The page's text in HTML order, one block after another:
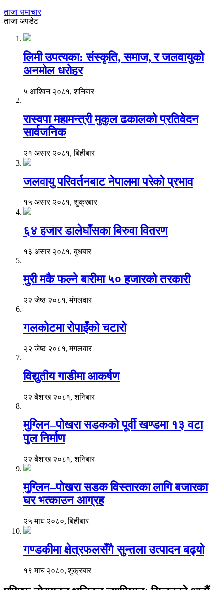
ताजा समाचार
ताजा अपडेट
लिमी उपत्यका: संस्कृति, समाज, र जलवायुको
अनमोल धरोहर
५ आश्विन २०८१, शनिबार
रास्वपा महामन्त्री मुकुल ढकालको प्रतिवेदन
सार्वजनिक
२१ असार २०८१, बिहीबार
जलवायु परिवर्तनबाट नेपालमा परेको प्रभाव
१५ असार २०८१, शुक्रबार
६४ हजार डालेघाँसका बिरुवा वितरण
१३ असार २०८१, बुधबार
मुरी मकै फल्ने बारीमा ५० हजारको तरकारी
२२ जेष्ठ २०८१, मंगलवार
गलकोटमा रोपाइँको चटारो
२२ जेष्ठ २०८१, मंगलवार
विद्युतीय गाडीमा आकर्षण
२२ बैशाख २०८१, शनिबार
मुग्लिन–पोखरा सडकको पूर्वी खण्डमा १३ वटा
पुल निर्माण
२२ बैशाख २०८१, शनिबार
मुग्लिन–पोखरा सडक विस्तारका लागि बजारका
घर भत्काउन आग्रह
२५ माघ २०८०, बिहीबार
गण्डकीमा क्षेत्रफलसँगै सुन्तला उत्पादन बढ्यो
१९ माघ २०८०, शुक्रबार